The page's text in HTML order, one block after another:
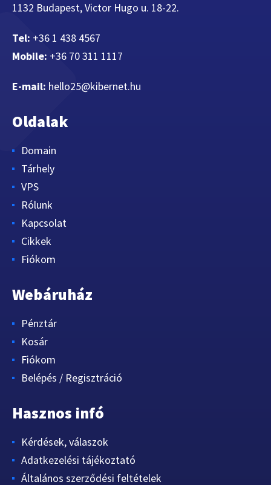
1132 Budapest, Victor Hugo u. 18-22.
Tel: +36 1 438 4567
Mobile: +36 70 311 1117
E-mail: hello25@kibernet.hu
Oldalak
Domain
Tárhely
VPS
Rólunk
Kapcsolat
Cikkek
Fiókom
Webáruház
Pénztár
Kosár
Fiókom
Belépés / Regisztráció
Hasznos infó
Kérdések, válaszok
Adatkezelési tájékoztató
Általános szerződési feltételek